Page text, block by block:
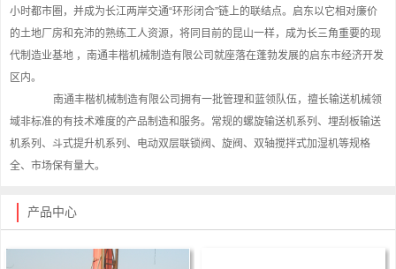
小时都市圈，并成为长江两岸交通“环形闭合”链上的联结点。启东以它相对廉价
的土地厂房和充沛的熟练工人资源，将同目前的昆山一样，成为长三角重要的现
代制造业基地 ，南通丰楷机械制造有限公司就座落在蓬勃发展的启东市经济开发
区内。
南通丰楷机械制造有限公司拥有一批管理和蓝领队伍，擅长输送机械领
域非标准的有技术难度的产品制造和服务。常规的螺旋输送机系列、埋刮板输送
机系列、斗式提升机系列、电动双层联锁阀、旋阀、双轴搅拌式加湿机等规格
全、市场保有量大。
产品中心